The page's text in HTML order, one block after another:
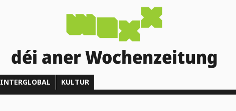
déi aner Wochenzeitung
INTERGLOBAL KULTUR